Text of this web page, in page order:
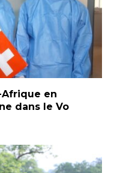
Afrique en
dans le Vo